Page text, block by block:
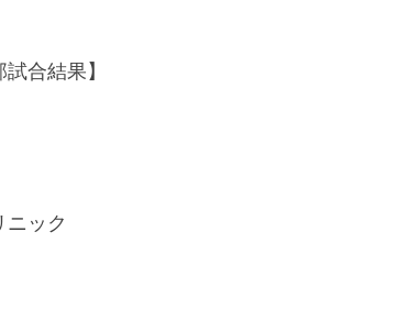
合結果】
ニック